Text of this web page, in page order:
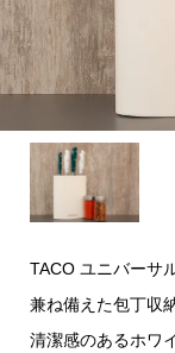
TACO ユニバーサ
兼ね備えた包丁収
清潔感のあるホワ